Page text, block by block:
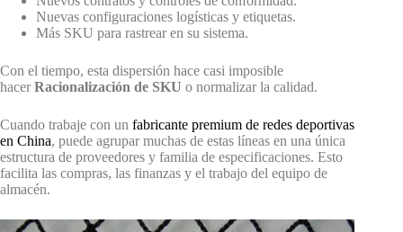
Nuevas configuraciones logísticas y etiquetas.
Más SKU para rastrear en su sistema.
Con el tiempo, esta dispersión hace casi imposible
hacerRacionalización de SKU o normalizar la calidad.
Cuando trabaje con un fabricante premium de redes deportivas
en China, puede agrupar muchas de estas líneas en una única
estructura de proveedores y familia de especificaciones. Esto
facilita las compras, las finanzas y el trabajo del equipo de
almacén.